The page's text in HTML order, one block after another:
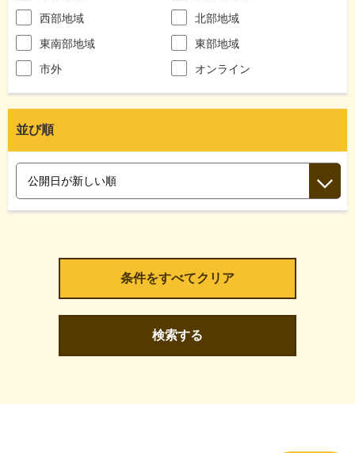
西部地域
北部地域
東南部地域
東部地域
市外
オンライン
並び順
検索する